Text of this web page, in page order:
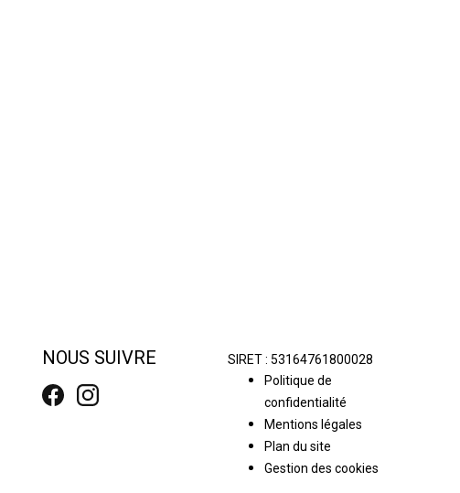
NOUS SUIVRE SIRET : 53164761800028
Politique de
confidentialité
Mentions légales
Plan du site
Gestion des cookies